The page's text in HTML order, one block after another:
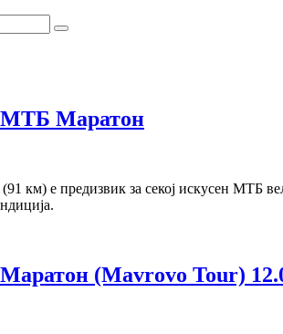
Маратон
км) е предизвик за секој искусен МТБ
(Mavrovo Tour)